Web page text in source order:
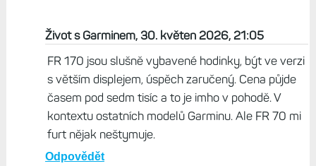
Život s Garminem, 30. květen 2026, 21:05
FR 170 jsou slušně vybavené hodinky, být ve verzi
s větším displejem, úspěch zaručený. Cena půjde
časem pod sedm tisíc a to je imho v pohodě. V
kontextu ostatních modelů Garminu. Ale FR 70 mi
furt nějak neštymuje.
Odpovědět